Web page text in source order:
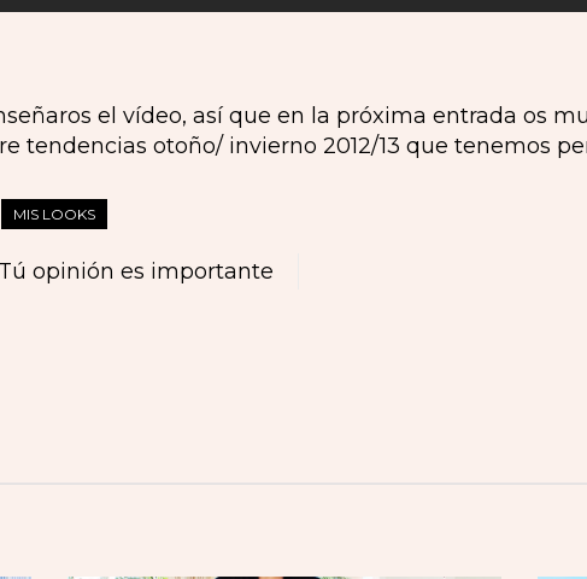
el vídeo, así que en la próxima entrada os
tendencias otoño/ invierno 2012/13 que tenemos
MIS LOOKS
Tú opinión es importante